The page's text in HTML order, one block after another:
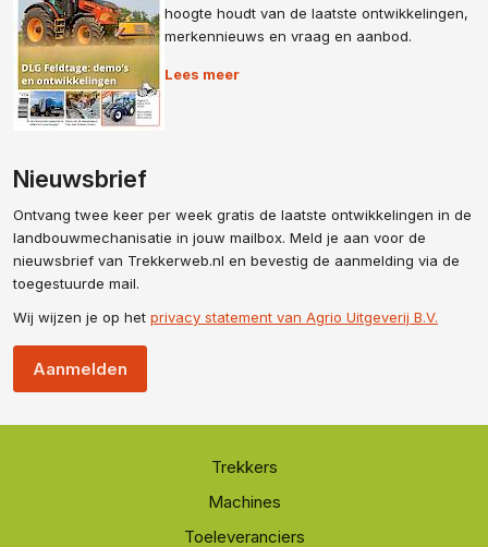
hoogte houdt van de laatste ontwikkelingen,
merkennieuws en vraag en aanbod.
Lees meer
Nieuwsbrief
Ontvang twee keer per week gratis de laatste ontwikkelingen in de
landbouwmechanisatie in jouw mailbox. Meld je aan voor de
nieuwsbrief van Trekkerweb.nl en bevestig de aanmelding via de
toegestuurde mail.
Wij wijzen je op het privacy statement van Agrio Uitgeverij B.V.
Aanmelden
Trekkers
Machines
Toeleveranciers